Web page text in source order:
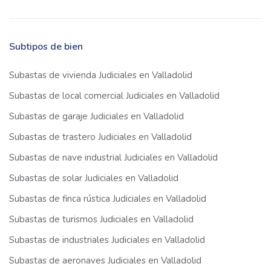
Subtipos de bien
Subastas de vivienda Judiciales en Valladolid
Subastas de local comercial Judiciales en Valladolid
Subastas de garaje Judiciales en Valladolid
Subastas de trastero Judiciales en Valladolid
Subastas de nave industrial Judiciales en Valladolid
Subastas de solar Judiciales en Valladolid
Subastas de finca rústica Judiciales en Valladolid
Subastas de turismos Judiciales en Valladolid
Subastas de industriales Judiciales en Valladolid
Subastas de aeronaves Judiciales en Valladolid